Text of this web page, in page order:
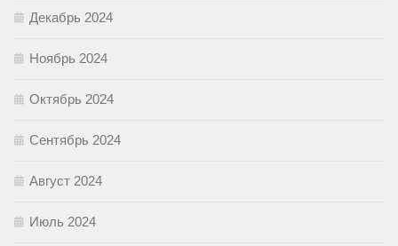
Декабрь 2024
Ноябрь 2024
Октябрь 2024
Сентябрь 2024
Август 2024
Июль 2024